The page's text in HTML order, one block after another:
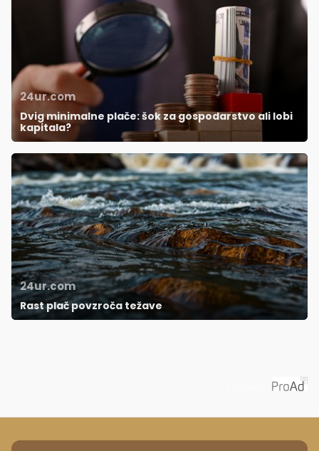
24ur.com
Dvig minimalne plače: šok za gospodarstvo ali lobi
kapitala?
24ur.com
Rast plač povzroča težave